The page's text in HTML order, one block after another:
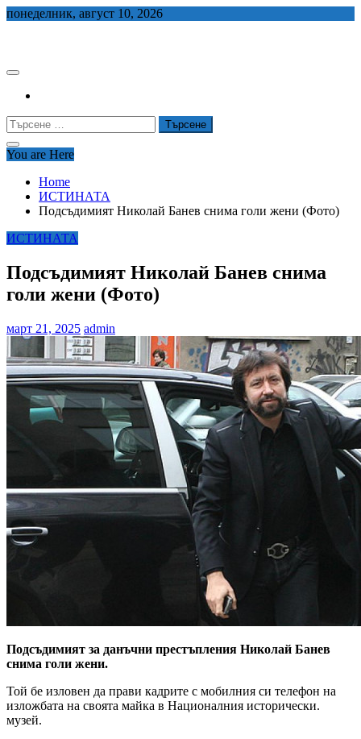
Skip
понеделник, август 10, 2026
Търсене
за:
You are Here
Home
ИСТИНАТА
Подсъдимият Николай Банев снима голи жени (Фото)
ИСТИНАТА
Подсъдимият Николай Банев снима
голи жени (Фото)
март 21, 2025 admin
Подсъдимият за данъчни престъпления Николай Банев
снима голи жени.
Той бе изловен да прави кадрите с мобилния си телефон на
изложбата на своята майка в Националния исторически.
музей.